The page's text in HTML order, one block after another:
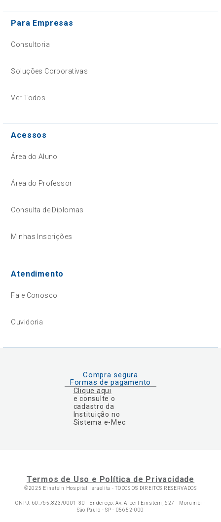
Para Empresas
Consultoria
Soluções Corporativas
Ver Todos
Acessos
Área do Aluno
Área do Professor
Consulta de Diplomas
Minhas Inscrições
Atendimento
Fale Conosco
Ouvidoria
Compra segura
Formas de pagamento
Clique aqui
e consulte o
cadastro da
Instituição no
Sistema e-Mec
Termos de Uso e Política de Privacidade
©2025 Einstein Hospital Israelita -TODOS OS DIREITOS RESERVADOS
CNPJ: 60.765.823/0001-30 - Endereço: Av. Albert Einstein, 627 - Morumbi -
São Paulo - SP - 05652-000